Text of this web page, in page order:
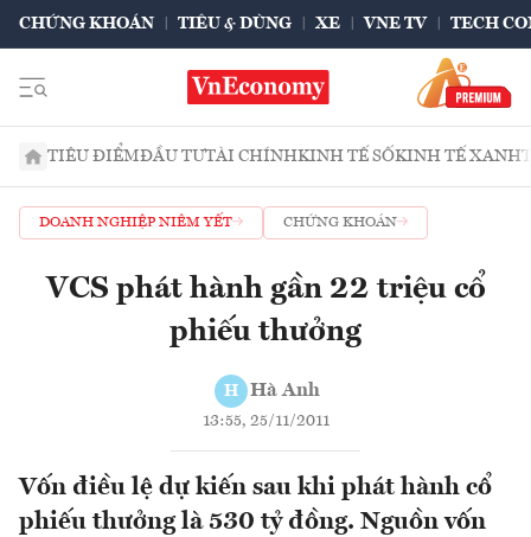
CHỨNG KHOÁN TIÊU & DÙNG XE VNE TV TECH
TIÊU ĐIỂMĐẦU TƯTÀI CHÍNHKINH TẾ SỐKINH TẾ XANH
DOANH NGHIỆP NIÊM YẾT CHỨNG KHOÁN
VCS phát hành gần 22 triệu cổ
phiếu thưởng
H Hà Anh
13:55, 25/11/2011
Vốn điều lệ dự kiến sau khi phát hành cổ
phiếu thưởng là 530 tỷ đồng. Nguồn vốn